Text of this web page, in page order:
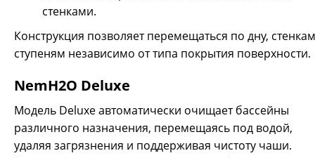
стенками.
Конструкция позволяет перемещаться по дну,
ступеням независимо от типа покрытия поверхности.
NemH2O Deluxe
Модель Deluxe автоматически очищает бассейны
различного назначения, перемещаясь под водой,
удаляя загрязнения и поддерживая чистоту чаши.